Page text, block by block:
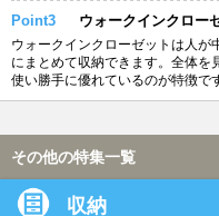
Point3 ウォークインクロー
ウォークインクローゼットは人が
にまとめて収納できます。全体を
使い勝手に優れているのが特徴で
その他の特集一覧
収納